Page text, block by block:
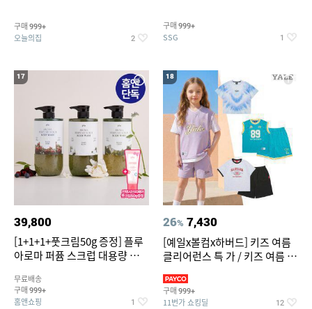
구매 999+
오늘의집 2
구매 999+
SSG 1
17
39,800
[1+1+1+풋크림50g 증정] 플루
아로마 퍼퓸 스크럽 대용량 바디
무료배송
구매 999+
홈앤쇼핑 1
18
26% 7,430
[예일x볼컴x하버드] 키즈 여름
클리어런스 특 가 / 키즈 여름 수
구매 999+
11번가 쇼킹딜 12